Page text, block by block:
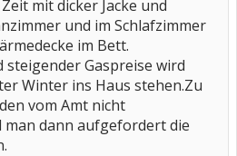
mit dicker Jacke und
und im Schlafzimmer
im Bett.
Gaspreise wird
Winter ins Haus stehen.Zu
vom Amt nicht
man dann aufgefordert die